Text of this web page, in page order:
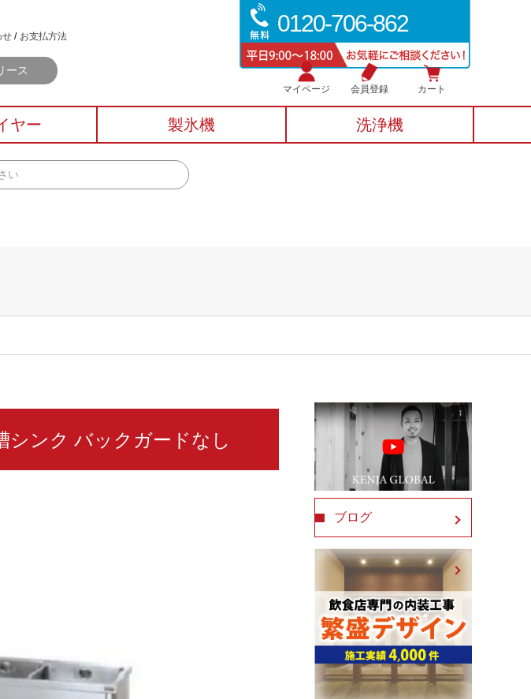
0120-706-862
せ お支払方法
ース
マイページ 会員登録 カート
ヤー 製氷機 洗浄機
シンク バックガードなし
ブログ